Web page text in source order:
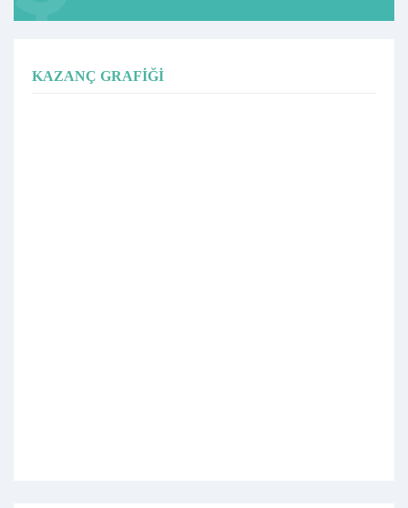
KAZANÇ GRAFIĞI